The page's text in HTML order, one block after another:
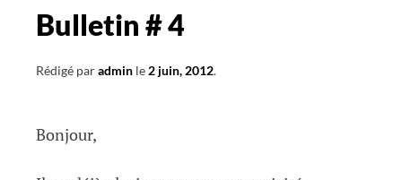
Bulletin # 4
Rédigé paradmin le2 juin, 2012.
Bonjour,